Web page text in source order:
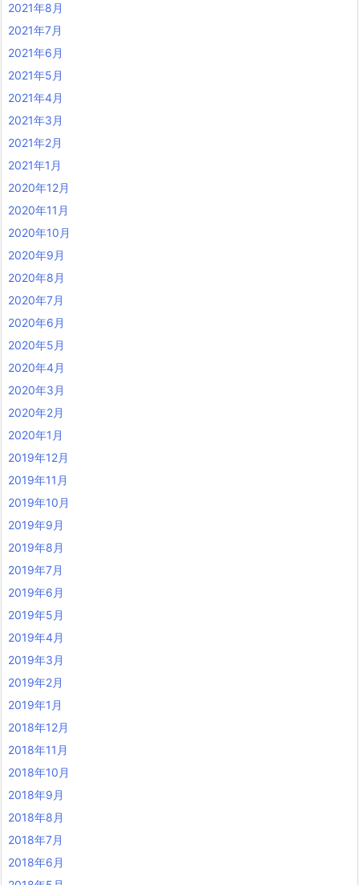
2021年8月
2021年7月
2021年6月
2021年5月
2021年4月
2021年3月
2021年2月
2021年1月
2020年12月
2020年11月
2020年10月
2020年9月
2020年8月
2020年7月
2020年6月
2020年5月
2020年4月
2020年3月
2020年2月
2020年1月
2019年12月
2019年11月
2019年10月
2019年9月
2019年8月
2019年7月
2019年6月
2019年5月
2019年4月
2019年3月
2019年2月
2019年1月
2018年12月
2018年11月
2018年10月
2018年9月
2018年8月
2018年7月
2018年6月